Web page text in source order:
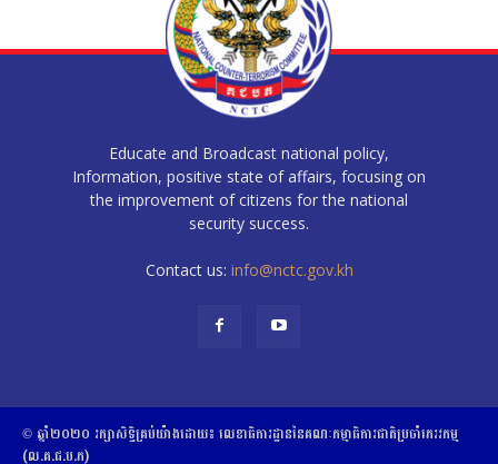
Educate and Broadcast national policy,
Information, positive state of affairs, focusing on
the improvement of citizens for the national
security success.
Contact us: info@nctc.gov.kh
© ឆ្នាំ២០២០​ ​រក្សាសិទ្ធិ​គ្រប់យ៉ាង​ដោយ​៖​ ​លេខាធិការដ្ឋាននៃគណៈកម្មាធិការជាតិប្រចាំភេរវកម្ម
(ល.គ.ជ.ប.ភ)